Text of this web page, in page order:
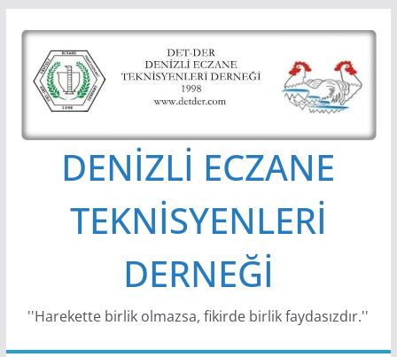
content
DENİZLİ ECZANE
TEKNİSYENLERİ
DERNEĞİ
''Harekette birlik olmazsa, fikirde birlik faydasızdır.''